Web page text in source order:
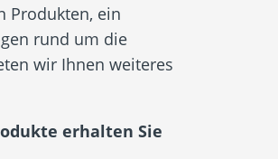
Produkten, ein
rund um die
wir Ihnen weiteres
erhalten Sie